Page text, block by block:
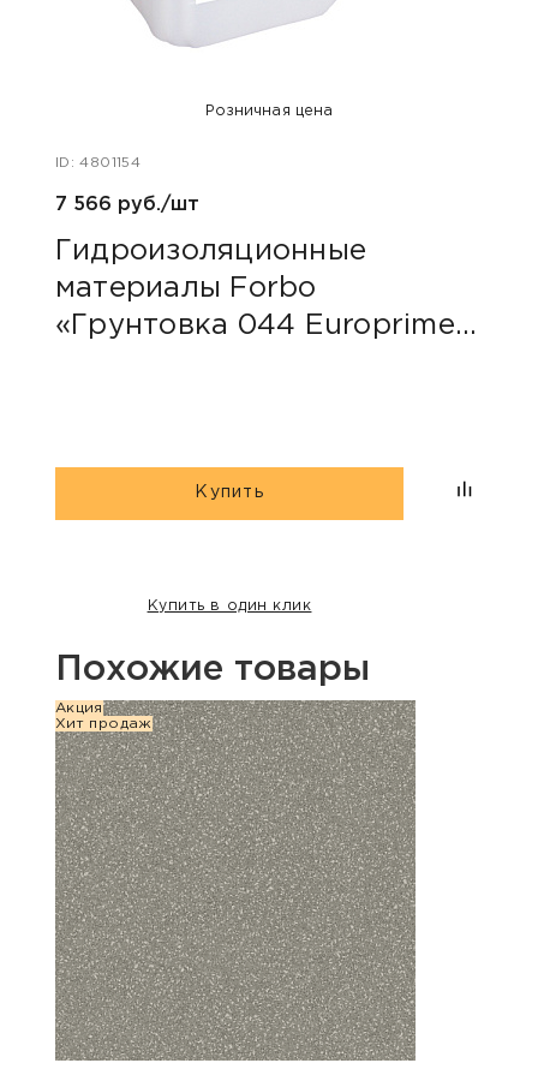
Розничная цена
ID: 4801154
7 566 руб./шт
Гидроизоляционные
материалы Forbo
«Грунтовка 044 Europrimer
Купить
Купить в один клик
Похожие товары
Акция
Хит продаж